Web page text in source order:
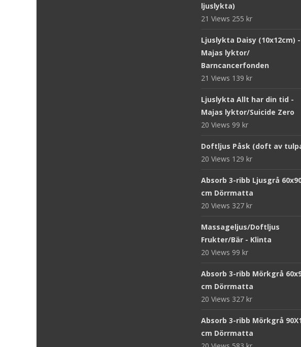
ljuslykta)
21 Views 255 kr
Ljuslykta Daisy (10x12cm) -
Majas lyktor/
Barncancerfonden
21 Views 139 kr
Ljuslykta Allt har din tid -
Majas lyktor/Suicide Zero
20 Views 99 kr
Doftljus Påsk (doft av
20 Views 129 kr
Absorb 3-ribb Ljusgrå
cm Dörrmatta
20 Views 327 kr
Massageljus/Doftljus
Frukter/Bär - Klinta
20 Views 99 kr
Absorb 3-ribb Mörkgrå
cm Dörrmatta
20 Views 327 kr
Absorb 3-ribb Mörkgrå
cm Dörrmatta